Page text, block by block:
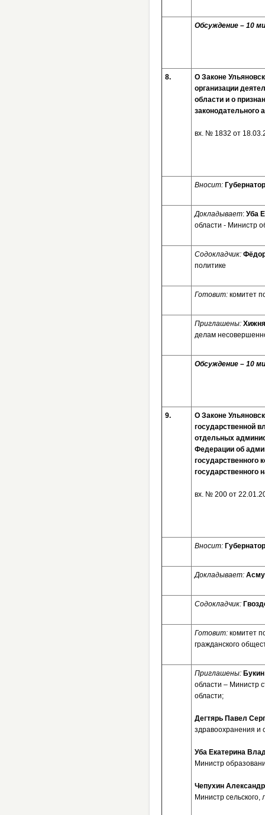
Обсуждение – 10
8.
О Законе
организации
области и о
законодательного
вх. № 1832 от
Вносит:
Докладывает: Уба
области - Министр
Содокладчик:
политике
Готовит: комитет
Приглашены:
делам
Обсуждение – 10
9.
О Законе
государственной
отдельных
Федерации об
государственного
государственного
вх. № 200 от
Вносит:
Докладывает:
Содокладчик:
Готовит: комитет
гражданского
Приглашены:
области – Министр
области;
Дегтярь Павел
здравоохранения и
Уба Екатерина
Министр
Чепухин
Министр сельского,